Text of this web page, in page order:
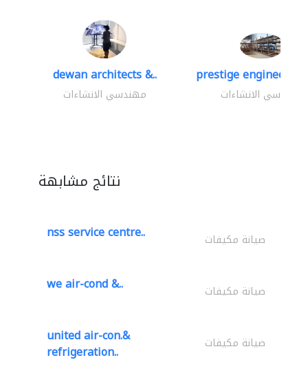
dewan architects &..
مهندسي الانشاءات
prestige
مهندسي الانشاءات
نتائج مشابهة
nss service centre.. صيانة مكيفات
we air-cond &.. صيانة مكيفات
united air-con.&
refrigeration.. صيانة مكيفات